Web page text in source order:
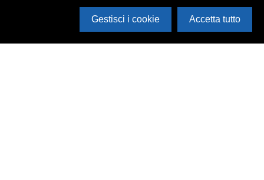
Gestisci i cookie Accetta tutto